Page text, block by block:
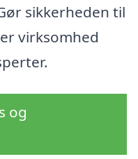
sikkerheden til
virksomhed
og